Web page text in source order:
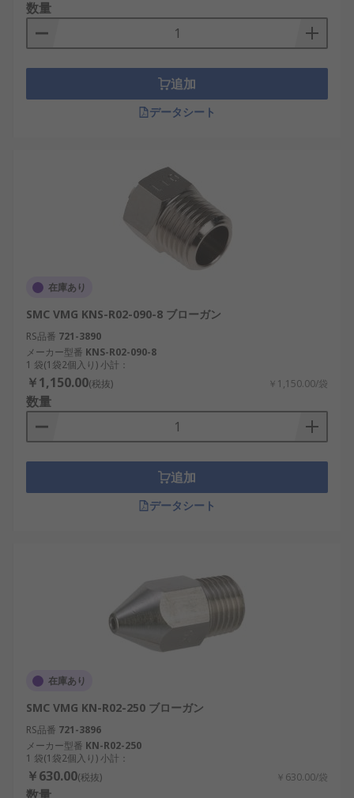
数量
追加
データシート
在庫あり
SMC VMG KNS-R02-090-8 ブローガン
RS品番 721-3890
メーカー型番 KNS-R02-090-8
1 袋(1袋2個入り) 小計：
￥1,150.00(税抜) ￥1,150.00/袋
数量
追加
データシート
在庫あり
SMC VMG KN-R02-250 ブローガン
RS品番 721-3896
メーカー型番 KN-R02-250
1 袋(1袋2個入り) 小計：
￥630.00(税抜) ￥630.00/袋